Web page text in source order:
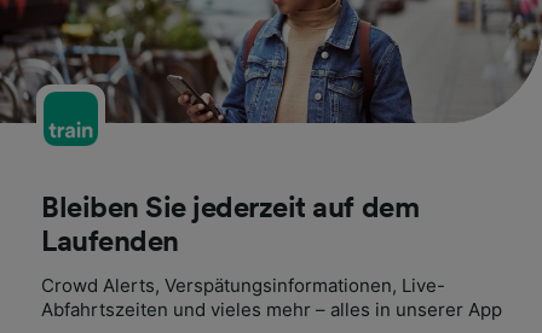
Bleiben Sie jederzeit auf dem
Laufenden
Crowd Alerts, Verspätungsinformationen, Live-
Abfahrtszeiten und vieles mehr – alles in unserer App